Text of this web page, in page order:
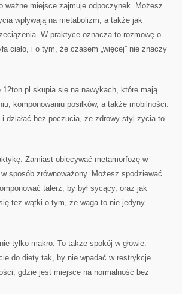
ważne miejsce zajmuje odpoczynek. Możesz
wpływają na metabolizm, a także jak
W praktyce oznacza to rozmowę o
ciało, i o tym, że czasem „więcej” nie znaczy
skupia się na nawykach, które mają
komponowaniu posiłków, a także mobilności.
działać bez poczucia, że zdrowy styl życia to
Zamiast obiecywać metamorfozę w
sposób zrównoważony. Możesz spodziewać
talerz, by był sycący, oraz jak
też wątki o tym, że waga to nie jedyny
tylko makro. To także spokój w głowie.
do diety tak, by nie wpadać w restrykcje.
gdzie jest miejsce na normalność bez